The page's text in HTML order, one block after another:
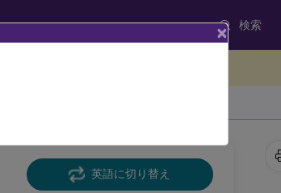
検索
英語に切り替え
×